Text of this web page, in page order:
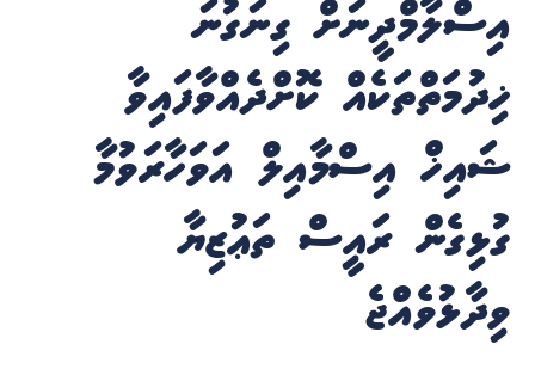
އިސްލާމްދީނަށް ގިނަގުނަ
ޚިދުމަތްތަކެއް ކޮށްދެއްވާފައިވާ
ޝައިޚް އިސްމާއިލް އަވަހާރަވުމާ
ގުޅިގެން ރައީސް ތަޢުޒިޔާ
ވިދާޅުވެއްޖެ